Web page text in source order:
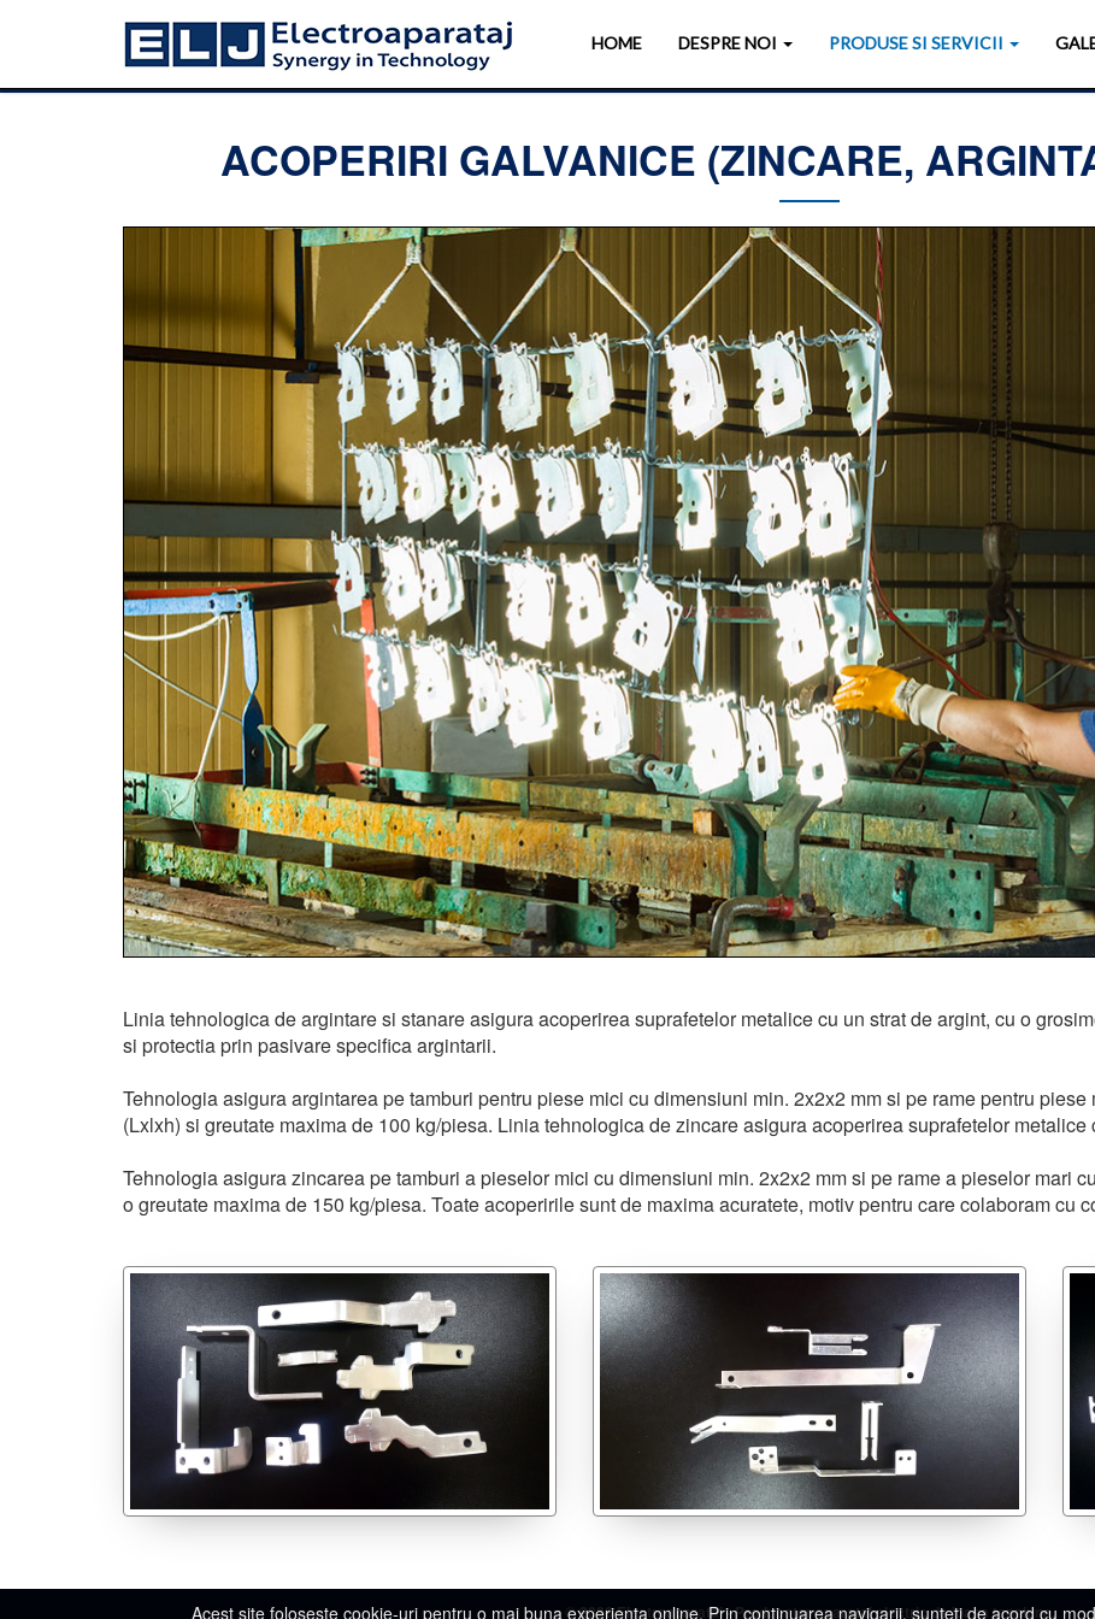
Acest site foloseste cookie-uri pentru o mai buna experienta online. Prin continuarea navigarii, sunteti de acord cu
HOME DESPRE NOI PRODUSE SI SERVICII
ACOPERIRI GALVANICE (ZINCARE,
Linia tehnologica de argintare si stanare asigura acoperirea suprafetelor metalice cu un strat de argint, cu o
si protectia prin pasivare specifica argintarii.
Tehnologia asigura argintarea pe tamburi pentru piese mici cu dimensiuni min. 2x2x2 mmsi pe rame pentru
(Lxlxh) si greutate maxima de 100 kg/piesa. Linia tehnologica de zincare asigura acoperirea suprafetelor
Tehnologia asigura zincarea pe tamburi a pieselor mici cu dimensiuni min. 2x2x2 mmsi pe rame a pieselor mari
o greutate maxima de 150 kg/piesa. Toate acoperirile sunt de maxima acuratete, motiv pentru care colaboram cu
©2026 Electroaparataj - Producator aparataj electric de joasa tensiune.